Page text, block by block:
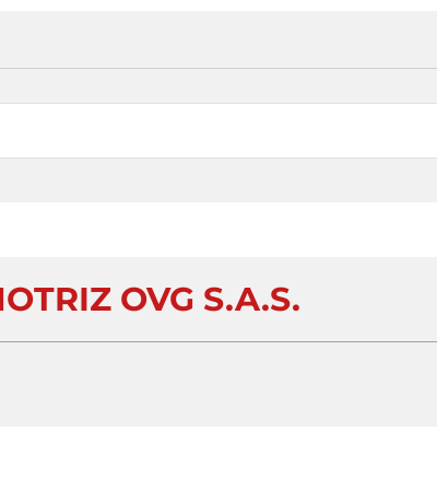
OVG S.A.S.